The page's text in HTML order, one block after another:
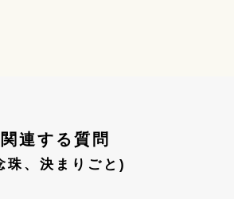
関連する質問
珠、決まりごと)